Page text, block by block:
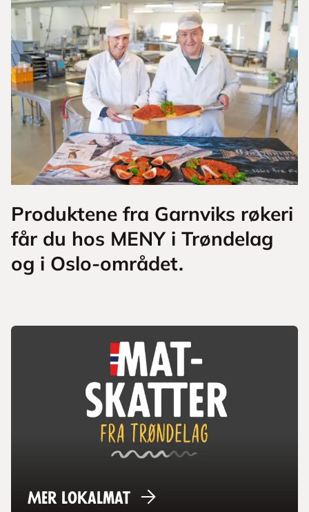
Produktene fra Garnviks røkeri
får du hos MENY i Trøndelag
og i Oslo-området.
Mer lokalmat